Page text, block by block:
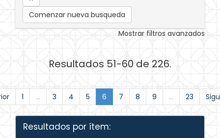
Comenzar nueva busqueda
Mostrar filtros avanzados
Resultados 51-60 de 226.
1 ... 3 4 5 6 7 8 9 ... 23
Resultados por ítem: